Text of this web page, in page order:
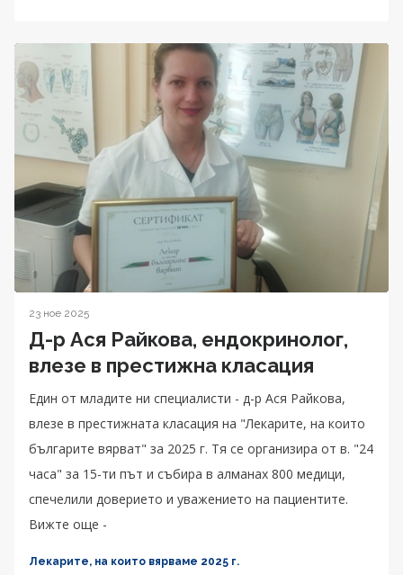
23 ное 2025
Д-р Ася Райкова, ендокринолог,
влезе в престижна класация
Един от младите ни специалисти - д-р Ася Райкова,
влезе в престижната класация на "Лекарите, на които
българите вярват" за 2025 г. Тя се организира от в. "24
часа" за 15-ти път и събира в алманах 800 медици,
спечелили доверието и уважението на пациентите.
Вижте още -
Лекарите, на които вярваме 2025 г.